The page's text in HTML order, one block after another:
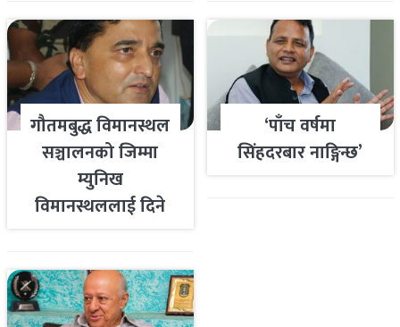
गौतमबुद्ध विमानस्थल
सञ्चालनको जिम्मा
म्युनिख
विमानस्थललाई दिने
‘पाँच वर्षमा
सिंहदरबार नाङ्गिन्छ’